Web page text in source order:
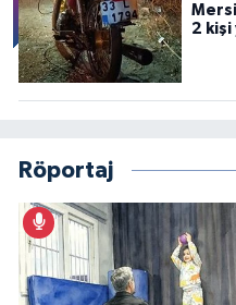
2 kişi
Röportaj